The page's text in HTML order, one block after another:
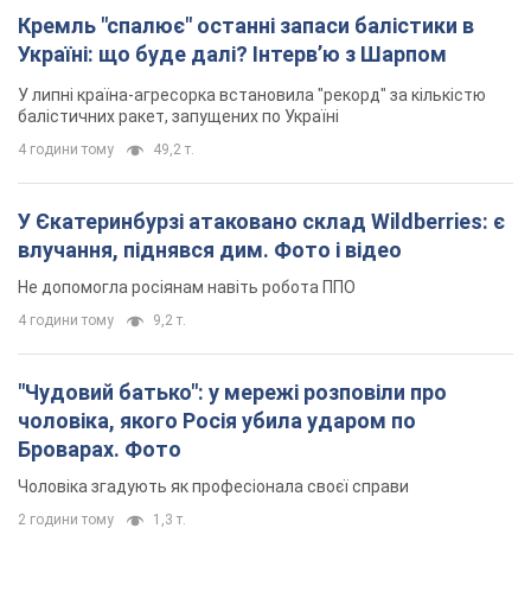
Кремль "спалює" останні запаси балістики в
Україні: що буде далі? Інтерв’ю з Шарпом
У липні країна-агресорка встановила "рекорд" за кількістю
балістичних ракет, запущених по Україні
4 години тому 49,2 т.
У Єкатеринбурзі атаковано склад Wildberries: є
влучання, піднявся дим. Фото і відео
Не допомогла росіянам навіть робота ППО
4 години тому 9,2 т.
"Чудовий батько": у мережі розповіли про
чоловіка, якого Росія убила ударом по
Броварах. Фото
Чоловіка згадують як професіонала своєї справи
2 години тому 1,3 т.